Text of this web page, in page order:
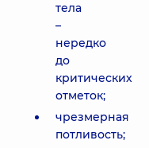
тела
–
нередко
до
критических
отметок;
чрезмерная
потливость;